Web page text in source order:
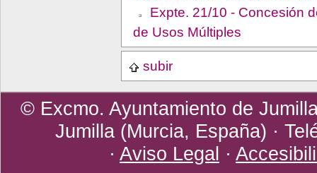
Expte. 21/10 - Concesión
de Usos Múltiples
subir
© Excmo. Ayuntamiento de
Jumilla (Murcia, España) ·
· Aviso Legal ·